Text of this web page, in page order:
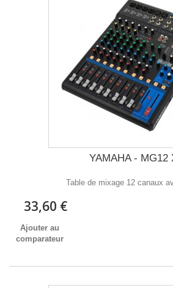
YAMAHA - MG12
Table de mixage 12 canaux
33,60 €
Ajouter au
comparateur